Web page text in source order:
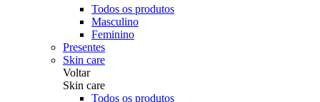
Todos os produtos
Masculino
Feminino
Presentes
Skin care
Voltar
Skin care
Todos os produtos